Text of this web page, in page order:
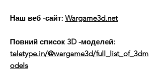
Наш веб -сайт: Wargame3d.net
Повний список 3D -моделей:
teletype.in/@wargame3d/full_list_of_3dm
odels